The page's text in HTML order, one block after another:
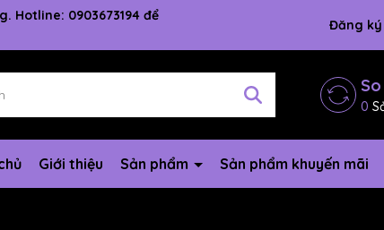
Hotline: 0903673194 để
Đăng ký
0
Giới thiệu Sản phẩm Sản phẩm khuyến mãi